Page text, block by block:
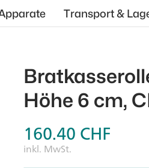
Transport &
Höhe 6 cm,
160.40CHF
inkl. MwSt.